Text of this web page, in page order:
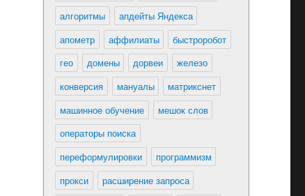
алгоритмы
апдейты Яндекса
апометр
аффилиаты
быстроробот
гео
домены дорвеи
железо
конверсия
мануалы
матрикснет
машинное обучение
мешок слов
операторы поиска
переформулировки
программизм
прокси
расширение запроса